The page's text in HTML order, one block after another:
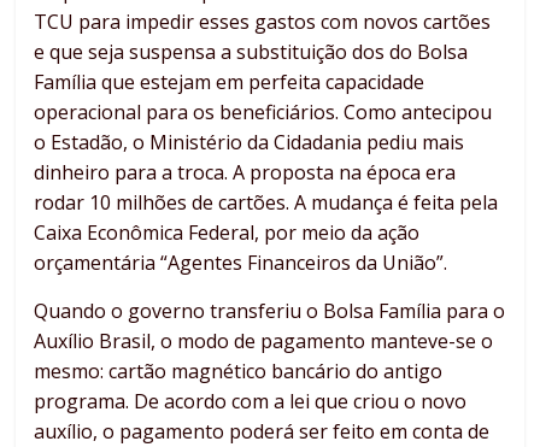
TCU para impedir esses gastos com novos cartões
e que seja suspensa a substituição dos do Bolsa
Família que estejam em perfeita capacidade
operacional para os beneficiários. Como antecipou
o Estadão, o Ministério da Cidadania pediu mais
dinheiro para a troca. A proposta na época era
rodar 10 milhões de cartões. A mudança é feita pela
Caixa Econômica Federal, por meio da ação
orçamentária “Agentes Financeiros da União”.
Quando o governo transferiu o Bolsa Família para o
Auxílio Brasil, o modo de pagamento manteve-se o
mesmo: cartão magnético bancário do antigo
programa. De acordo com a lei que criou o novo
auxílio, o pagamento poderá ser feito em conta de